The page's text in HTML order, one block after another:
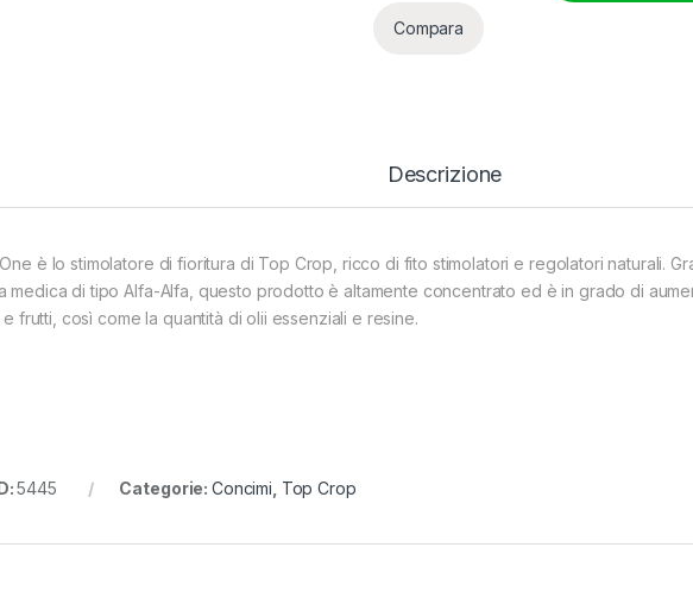
Compara
Descrizione
è lo stimolatore di fioritura di Top Crop, ricco di fito stimolatori e regolatori naturali.
medica di tipo Alfa-Alfa, questo prodotto è altamente concentrato ed è in grado di
frutti, così come la quantità di olii essenziali e resine.
5445 Categorie: Concimi Top Crop